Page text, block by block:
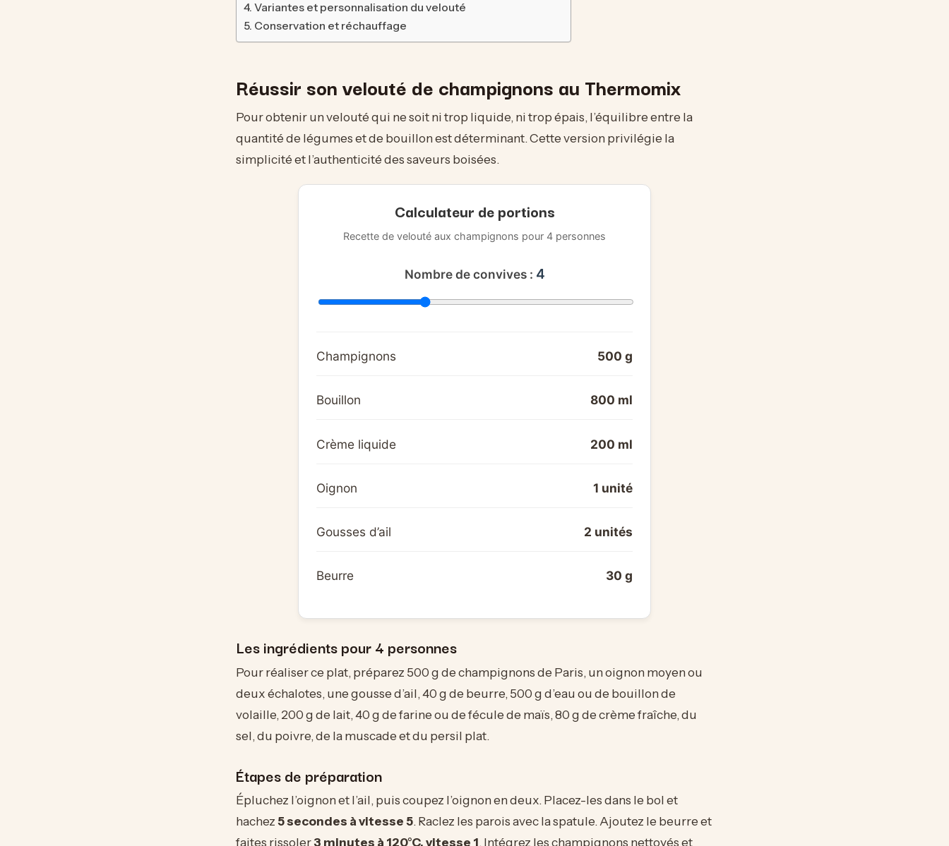
Variantes et personnalisation du velouté
Conservation et réchauffage
Réussir son velouté de champignons au Thermomix
Pour obtenir un velouté qui ne soit ni trop liquide, ni trop épais, l’équilibre entre la
quantité de légumes et de bouillon est déterminant. Cette version privilégie la
simplicité et l’authenticité des saveurs boisées.
Calculateur de portions
Recette de velouté aux champignons pour 4 personnes
Nombre de convives : 4
Champignons 500 g
Bouillon 800 ml
Crème liquide 200 ml
Oignon 1 unité
Gousses d’ail 2 unités
Beurre 30 g
Les ingrédients pour 4 personnes
Pour réaliser ce plat, préparez 500 g de champignons de Paris, un oignon moyen ou
deux échalotes, une gousse d’ail, 40 g de beurre, 500 g d’eau ou de bouillon de
volaille, 200 g de lait, 40 g de farine ou de fécule de maïs, 80 g de crème fraîche, du
sel, du poivre, de la muscade et du persil plat.
Étapes de préparation
Épluchez l’oignon et l’ail, puis coupez l’oignon en deux. Placez-les dans le bol et
hachez5 secondes à vitesse 5. Raclez les parois avec la spatule. Ajoutez le beurre et
faites rissoler3 minutes à 120°C, vitesse 1. Intégrez les champignons nettoyés et